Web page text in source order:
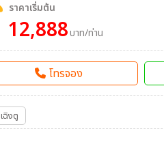
ราคาเริ่มต้น
12,888บาท/ท่าน
โทรจอง
เฉิงตู